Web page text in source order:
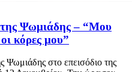
Ψωμιάδης – “Μου
κόρες μου”
στο επεισόδιο της